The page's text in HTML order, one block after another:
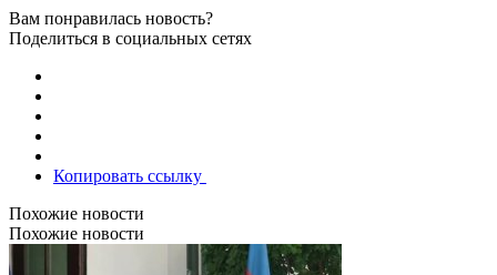
Вам понравилась новость?
Поделиться в социальных сетях
Копировать ссылку
Похожие новости
Похожие новости